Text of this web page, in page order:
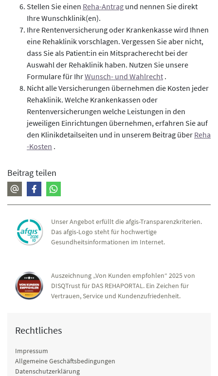
Stellen Sie einen Reha-Antrag und nennen Sie direkt
Ihre Wunschklinik(en).
Ihre Rentenversicherung oder Krankenkasse wird Ihnen
eine Rehaklinik vorschlagen. Vergessen Sie aber nicht,
dass Sie als Patient:in ein Mitspracherecht bei der
Auswahl der Rehaklinik haben. Nutzen Sie unsere
Formulare für IhrWunsch- und Wahlrecht .
Nicht alle Versicherungen übernehmen die Kosten jeder
Rehaklinik. Welche Krankenkassen oder
Rentenversicherungen welche Leistungen in den
jeweiligen Einrichtungen übernehmen, erfahren Sie auf
den Klinikdetailseiten und in unserem Beitrag über Reha
-Kosten .
Beitrag teilen
Unser Angebot erfüllt die afgis-Transparenzkriterien.
Das afgis-Logo steht für hochwertige
Gesundheitsinformationen im Internet.
Auszeichnung „Von Kunden empfohlen“ 2025 von
DISQTrust für DAS REHAPORTAL. Ein Zeichen für
Vertrauen, Service und Kundenzufriedenheit.
Rechtliches
Impressum
Allgemeine Geschäftsbedingungen
Datenschutzerklärung